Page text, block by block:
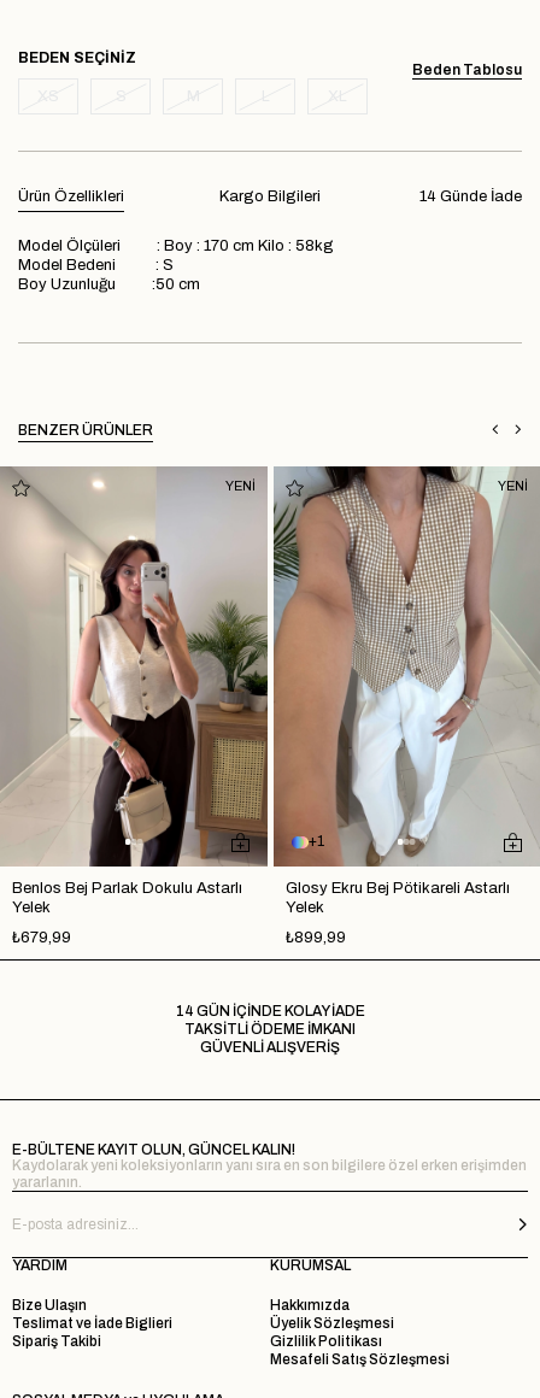
Beden Tablosu
BEDEN
Ürün Özellikleri 14 Günde İade
Kargo Bilgileri
Model Ölçüleri : Boy : 170 cm Kilo : 58kg
Model Bedeni : S
Boy Uzunluğu :50 cm
BENZER ÜRÜNLER
Benlos Bej Parlak Dokulu Astarlı
Yelek
₺679,99
YENİ
1
Glosy Ekru Bej Pötikareli Astarlı
Yelek
₺899,99
YENİ
14 GÜN İÇİNDE KOLAY İADE
TAKSİTLİ ÖDEME İMKANI
GÜVENLİ ALIŞVERİŞ
E-BÜLTENE KAYIT OLUN, GÜNCEL KALIN!
Kaydolarak yeni koleksiyonların yanı sıra en son bilgilere özel erken erişimden
yararlanın.
YARDIM
Bize Ulaşın
Teslimat ve İade Biglieri
Sipariş Takibi
KURUMSAL
Hakkımızda
Üyelik Sözleşmesi
Gizlilik Politikası
Mesafeli Satış Sözleşmesi